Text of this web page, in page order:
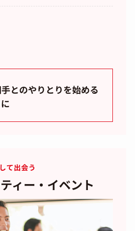
とのやりとりを始める
て出会う
ィー・イベント